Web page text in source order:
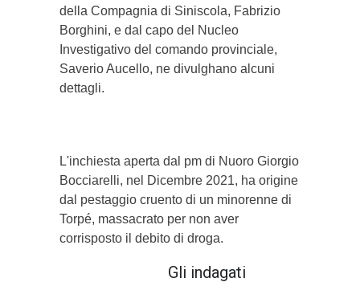
della Compagnia di Siniscola, Fabrizio
Borghini, e dal capo del Nucleo
Investigativo del comando provinciale,
Saverio Aucello, ne divulghano alcuni
dettagli.
L'inchiesta aperta dal pm di Nuoro Giorgio
Bocciarelli, nel Dicembre 2021, ha origine
dal pestaggio cruento di un minorenne di
Torpé, massacrato per non aver
corrisposto il debito di droga.
Gli indagati